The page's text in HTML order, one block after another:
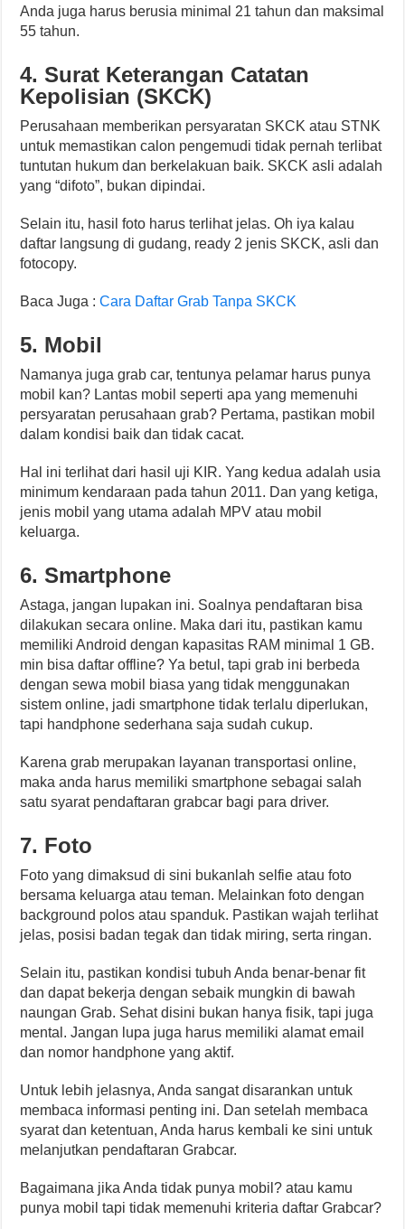
Anda juga harus berusia minimal 21 tahun dan maksimal
55 tahun.
4. Surat Keterangan Catatan
Kepolisian (SKCK)
Perusahaan memberikan persyaratan SKCK atau STNK
untuk memastikan calon pengemudi tidak pernah terlibat
tuntutan hukum dan berkelakuan baik. SKCK asli adalah
yang “difoto”, bukan dipindai.
Selain itu, hasil foto harus terlihat jelas. Oh iya kalau
daftar langsung di gudang, ready 2 jenis SKCK, asli dan
fotocopy.
Baca Juga :Cara Daftar Grab Tanpa SKCK
5. Mobil
Namanya juga grab car, tentunya pelamar harus punya
mobil kan? Lantas mobil seperti apa yang memenuhi
persyaratan perusahaan grab? Pertama, pastikan mobil
dalam kondisi baik dan tidak cacat.
Hal ini terlihat dari hasil uji KIR. Yang kedua adalah usia
minimum kendaraan pada tahun 2011. Dan yang ketiga,
jenis mobil yang utama adalah MPV atau mobil
keluarga.
6. Smartphone
Astaga, jangan lupakan ini. Soalnya pendaftaran bisa
dilakukan secara online. Maka dari itu, pastikan kamu
memiliki Android dengan kapasitas RAM minimal 1 GB.
min bisa daftar offline? Ya betul, tapi grab ini berbeda
dengan sewa mobil biasa yang tidak menggunakan
sistem online, jadi smartphone tidak terlalu diperlukan,
tapi handphone sederhana saja sudah cukup.
Karena grab merupakan layanan transportasi online,
maka anda harus memiliki smartphone sebagai salah
satu syarat pendaftaran grabcar bagi para driver.
7. Foto
Foto yang dimaksud di sini bukanlah selfie atau foto
bersama keluarga atau teman. Melainkan foto dengan
background polos atau spanduk. Pastikan wajah terlihat
jelas, posisi badan tegak dan tidak miring, serta ringan.
Selain itu, pastikan kondisi tubuh Anda benar-benar fit
dan dapat bekerja dengan sebaik mungkin di bawah
naungan Grab. Sehat disini bukan hanya fisik, tapi juga
mental. Jangan lupa juga harus memiliki alamat email
dan nomor handphone yang aktif.
Untuk lebih jelasnya, Anda sangat disarankan untuk
membaca informasi penting ini. Dan setelah membaca
syarat dan ketentuan, Anda harus kembali ke sini untuk
melanjutkan pendaftaran Grabcar.
Bagaimana jika Anda tidak punya mobil? atau kamu
punya mobil tapi tidak memenuhi kriteria daftar Grabcar?